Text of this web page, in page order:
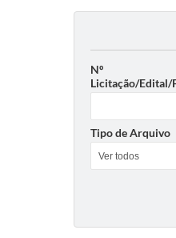
Nº
Licitação/Edital/
Tipo de Arquivo